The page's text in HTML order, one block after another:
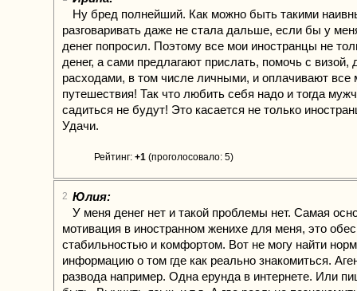
Ну бред полнейший. Как можно быть такими
разговаривать даже не стала дальше, если бы у
денег попросил. Поэтому все мои иностранцы не
денег, а сами предлагают прислать, помочь с визой,
расходами, в том числе личными, и оплачивают все
путешествия! Так что любить себя надо и тогда
садиться не будут! Это касается не только
Удачи.
Рейтинг: +1 (проголосовало: 5)
2 Юлия:
У меня денег нет и такой проблемы нет. Самая
мотивация в иностранном женихе для меня, это
стабильностью и комфортом. Вот не могу найти
информацию о том где как реально знакомиться.
развода например. Одна ерунда в интернете. Или